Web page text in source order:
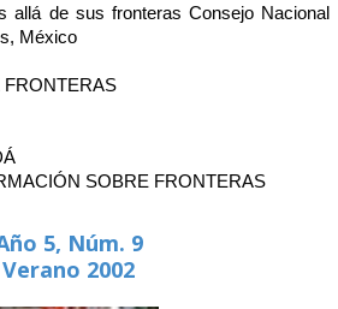
allá de sus fronteras Consejo Nacional
México
FRONTERAS
SOBRE FRONTERAS
5, Núm. 9
Verano 2002